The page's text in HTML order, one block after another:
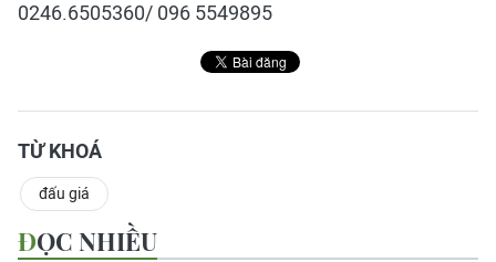
0246.6505360/ 096 5549895
TỪ KHOÁ
đấu giá
ĐỌC NHIỀU